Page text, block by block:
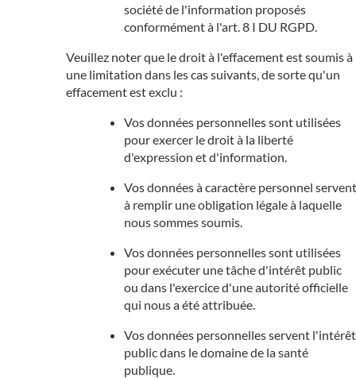
société de l'information proposés
conformément à l'art. 8 I DU RGPD.
Veuillez noter que le droit à l'effacement est soumis à
une limitation dans les cas suivants, de sorte qu'un
effacement est exclu :
Vos données personnelles sont utilisées
pour exercer le droit à la liberté
d'expression et d'information.
Vos données à caractère personnel servent
à remplir une obligation légale à laquelle
nous sommes soumis.
Vos données personnelles sont utilisées
pour exécuter une tâche d'intérêt public
ou dans l'exercice d'une autorité officielle
qui nous a été attribuée.
Vos données personnelles servent l'intérêt
public dans le domaine de la santé
publique.